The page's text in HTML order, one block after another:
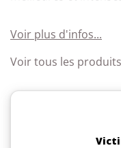
Voir plus d'infos...
Voir tous les